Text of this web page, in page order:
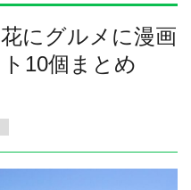
にグルメに漫画
10個まとめ